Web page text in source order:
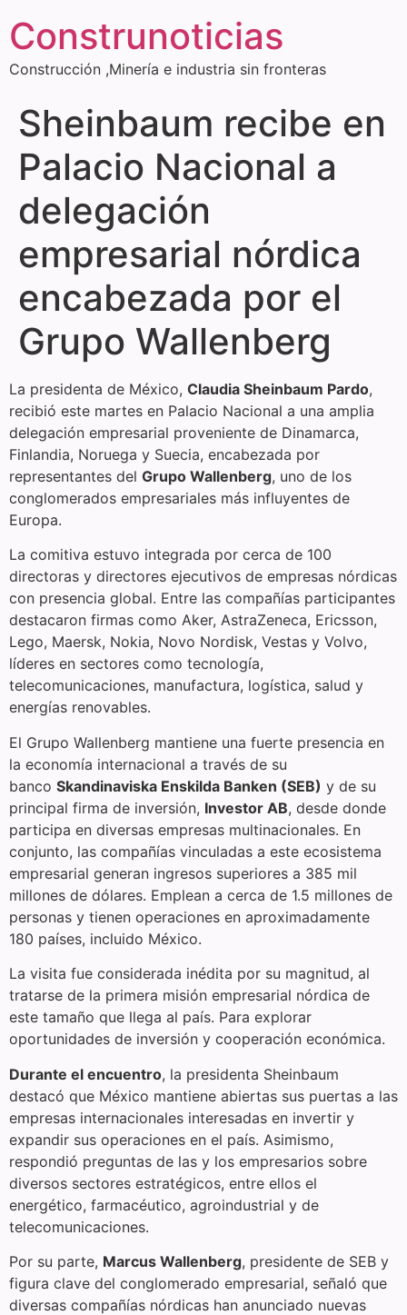
Construnoticias
Construcción ,Minería e industria sin fronteras
Sheinbaum recibe en
Palacio Nacional a
delegación
empresarial nórdica
encabezada por el
Grupo Wallenberg
La presidenta de México, Claudia Sheinbaum Pardo,
recibió este martes en Palacio Nacional a una amplia
delegación empresarial proveniente de Dinamarca,
Finlandia, Noruega y Suecia, encabezada por
representantes del Grupo Wallenberg, uno de los
conglomerados empresariales más influyentes de
Europa.
La comitiva estuvo integrada por cerca de 100
directoras y directores ejecutivos de empresas nórdicas
con presencia global. Entre las compañías participantes
destacaron firmas como Aker, AstraZeneca, Ericsson,
Lego, Maersk, Nokia, Novo Nordisk, Vestas y Volvo,
líderes en sectores como tecnología,
telecomunicaciones, manufactura, logística, salud y
energías renovables.
El Grupo Wallenberg mantiene una fuerte presencia en
la economía internacional a través de su
banco Skandinaviska Enskilda Banken (SEB) y de su
principal firma de inversión, Investor AB, desde donde
participa en diversas empresas multinacionales. En
conjunto, las compañías vinculadas a este ecosistema
empresarial generan ingresos superiores a 385 mil
millones de dólares. Emplean a cerca de 1.5 millones de
personas y tienen operaciones en aproximadamente
180 países, incluido México.
La visita fue considerada inédita por su magnitud, al
tratarse de la primera misión empresarial nórdica de
este tamaño que llega al país. Para explorar
oportunidades de inversión y cooperación económica.
Durante el encuentro, la presidenta Sheinbaum
destacó que México mantiene abiertas sus puertas a las
empresas internacionales interesadas en invertir y
expandir sus operaciones en el país. Asimismo,
respondió preguntas de las y los empresarios sobre
diversos sectores estratégicos, entre ellos el
energético, farmacéutico, agroindustrial y de
telecomunicaciones.
Por su parte, Marcus Wallenberg, presidente de SEB y
figura clave del conglomerado empresarial, señaló que
diversas compañías nórdicas han anunciado nuevas